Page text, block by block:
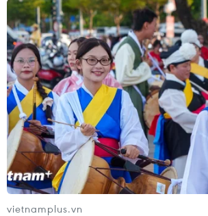
Tuy nhiên, sau đó, Đội tuyển Việt
thua đến 10 trong 11 trận gần
7 thất bại liên tiếp, gồm 3 trận
Indonesia, đối thủ mà chúng ta
chiến thắng trong những năm
Chiến thắng duy nhất trong giai
trước Philippines (2-0) ở trận ra
thứ 2 World Cup 2026 khu vực
Ngoài ra, ông U22 Việt Nam
Indonesia tại Bán kết SEA
vietnamplus.vn